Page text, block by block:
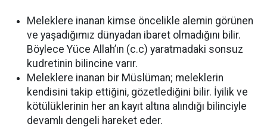
Meleklere inanan kimse öncelikle alemin görünen
ve yaşadığımız dünyadan ibaret olmadığını bilir.
Böylece Yüce Allah’ın (c.c) yaratmadaki sonsuz
kudretinin bilincine varır.
Meleklere inanan bir Müslüman; meleklerin
kendisini takip ettiğini, gözetlediğini bilir. İyilik ve
kötülüklerinin her an kayıt altına alındığı bilinciyle
devamlı dengeli hareket eder.